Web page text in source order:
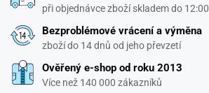
při objednávce zboží skladem do 12:00
Bezproblémové vrácení a výměna
zboží do 14 dnů od jeho převzetí
Ověřený e-shop od roku 2013
Více než 140 000 zákazníků